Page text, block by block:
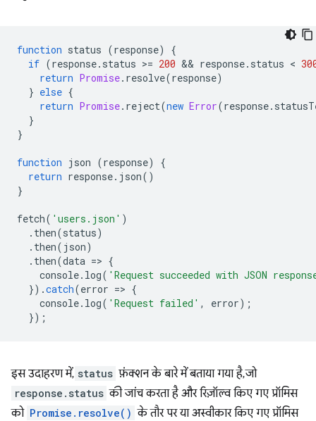
function status (response)
{
if (response. status >= 200 && response. status <
return Promise. resolve(response)
} else {
return Promise. reject(new Error(response.
}
}
function json (response)
{
return response. json()
}
fetch( 'users.json' )
. then(status)
. then( json)
. then(data => {
console. log( 'Request succeeded with JSON
}).catch(error => {
console. log( 'Request failed' , error);
});
इस उदाहरण में, status फ़ंक्शन के बारे में बताया गया है, जो
response.status की जांच करता है और रिज़ॉल्व किए गए प्रॉमिस
को Promise.resolve() के तौर पर या अस्वीकार किए गए प्रॉमिस